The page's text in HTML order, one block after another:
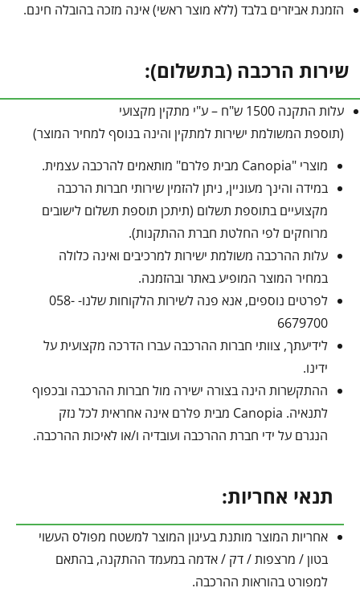
הזמנת אביזרים בלבד (ללא מוצר ראשי) אינה מזכה בהובלה חינם.
שירות הרכבה (בתשלום):
עלות התקנה 1500 ש"ח – ע"י מתקין מקצועי
(תוספת המשולמת ישירות למתקין והינה בנוסף למחיר המוצר)
מוצרי "Canopia מבית פלרם" מותאמים להרכבה עצמית.
במידה והינך מעוניין, ניתן להזמין שירותי חברות הרכבה
מקצועיים בתוספת תשלום (תיתכן תוספת תשלום לישובים
מרוחקים לפי החלטת חברת ההתקנות).
עלות ההרכבה משולמת ישירות למרכיבים ואינה כלולה
במחיר המוצר המופיע באתר ובהזמנה.
לפרטים נוספים, אנא פנה לשירות הלקוחות שלנו- 058-
6679700
לידיעתך, צוותי חברות ההרכבה עברו הדרכה מקצועית על
ידינו.
ההתקשרות הינה בצורה ישירה מול חברות ההרכבה ובכפוף
לתנאיה. Canopia מבית פלרם אינה אחראית לכל נזק
הנגרם על ידי חברת ההרכבה ועובדיה ו/או לאיכות ההרכבה.
תנאי אחריות:
אחריות המוצר מותנת בעיגון המוצר למשטח מפולס העשוי
בטון / מרצפות / דק / אדמה במעמד ההתקנה, בהתאם
למפורט בהוראות ההרכבה.